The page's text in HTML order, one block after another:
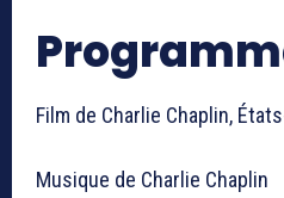
Film de Charlie Chaplin,
Musique de Charlie Chaplin